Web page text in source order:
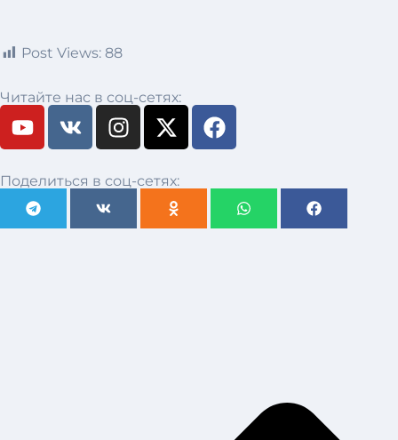
Post Views: 88
Читайте нас в соц-сетях:
Поделиться в соц-сетях: